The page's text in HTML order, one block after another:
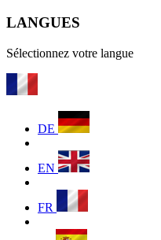
LANGUES
Sélectionnez votre langue
DE
EN
FR